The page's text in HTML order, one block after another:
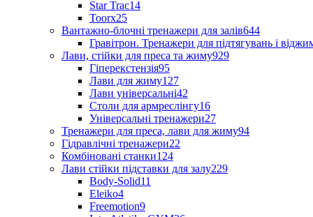
Star Trac14
Toorx25
Вантажно-блочні тренажери для залів644
Гравітрон. Тренажери для підтягувань і
Лави, стійки для преса та жиму929
Гіперекстензія95
Лави для жиму127
Лави універсальні42
Столи для армреслінгу16
Універсальні тренажери27
Тренажери для преса, лави для жиму94
Гідравлічні тренажери22
Комбіновані станки124
Лави стійки підставки для залу229
Body-Solid11
Eleiko4
Freemotion9